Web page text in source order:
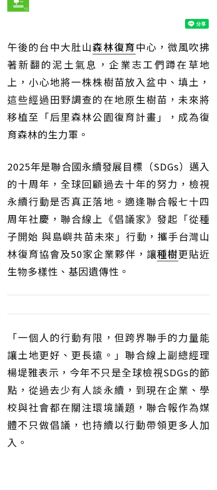
午後的台中大肚山森林復育中心，微風吹拂
著新翻的泥土氣息，企業志工們蹲在草地
上，小心地將一株株樹苗放入盆中、填土，
這些經過田野調查的在地原生樹苗，未來將
移植至「后里森林公園復育計畫」，成為復
育森林的生力軍。
2025年是聯合國永續發展目標（SDGs）邁入
的十周年，全球回顧過去十年的努力，檢視
永續行動是否真正落地。適逢聯合報七十四
周年社慶，聯合線上《倡議家》發起「從種
子開始 與島嶼共苗未來」行動，攜手台灣山
林復育協會及50家企業夥伴，讓種樹更貼近
生物多樣性、基因遺傳性。
「一個人的行動有限，但跨界聯手的力量能
讓土地更好、更長遠。」聯合線上副總經理
楊堤雅表示，今年不只是全球檢視SDGs的節
點，從過去少有人談永續，到現在企業、學
校與社會都在關注環境議題，聯合報作為媒
體不只做倡議，也持續以行動帶領更多人加
入。